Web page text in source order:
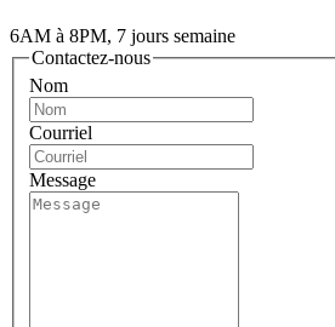
6AM à 8PM, 7 jours semaine
Contactez-nous
Nom
Courriel
Message